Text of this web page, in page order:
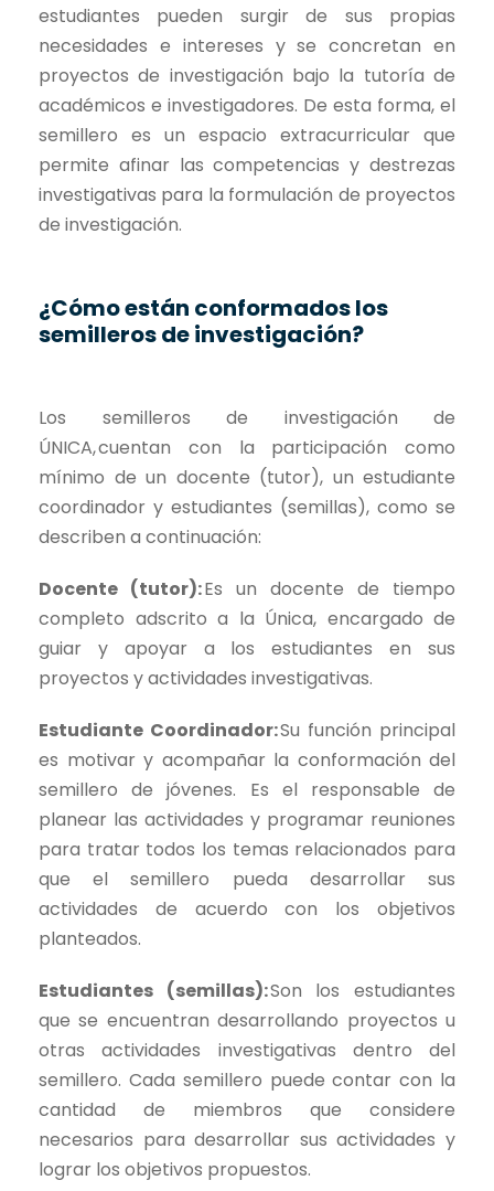
estudiantes pueden surgir de sus propias
necesidades e intereses y se concretan en
proyectos de investigación bajo la tutoría de
académicos e investigadores. De esta forma, el
semillero es un espacio extracurricular que
permite afinar las competencias y destrezas
investigativas para la formulación de proyectos
de investigación.
¿Cómo están conformados los
semilleros de investigación?
Los semilleros de investigación de
ÚNICA, cuentan con la participación como
mínimo de un docente (tutor), un estudiante
coordinador y estudiantes (semillas), como se
describen a continuación:
Docente (tutor):Es un docente de tiempo
completo adscrito a la Única, encargado de
guiar y apoyar a los estudiantes en sus
proyectos y actividades investigativas.
Estudiante Coordinador:Su función principal
es motivar y acompañar la conformación del
semillero de jóvenes. Es el responsable de
planear las actividades y programar reuniones
para tratar todos los temas relacionados para
que el semillero pueda desarrollar sus
actividades de acuerdo con los objetivos
planteados.
Estudiantes (semillas):Son los estudiantes
que se encuentran desarrollando proyectos u
otras actividades investigativas dentro del
semillero. Cada semillero puede contar con la
cantidad de miembros que considere
necesarios para desarrollar sus actividades y
lograr los objetivos propuestos.